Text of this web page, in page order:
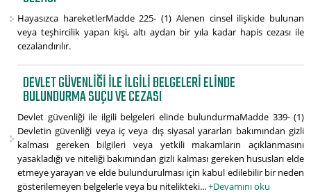
Hayasızca hareketlerMadde 225- (1) Alenen cinsel ilişkide bulunan
veya teşhircilik yapan kişi, altı aydan bir yıla kadar hapis cezası ile
cezalandırılır.
DEVLET GÜVENLIĞI ILE ILGILI BELGELERI ELINDE
BULUNDURMA SUÇU VE CEZASI
Devlet güvenliği ile ilgili belgeleri elinde bulundurmaMadde 339- (1)
Devletin güvenliği veya iç veya dış siyasal yararları bakımından gizli
kalması gereken bilgileri veya yetkili makamların açıklanmasını
yasakladığı ve niteliği bakımından gizli kalması gereken hususları elde
etmeye yarayan ve elde bulundurulması için kabul edilebilir bir neden
gösterilemeyen belgelerle veya bu nitelikteki...+Devamını oku